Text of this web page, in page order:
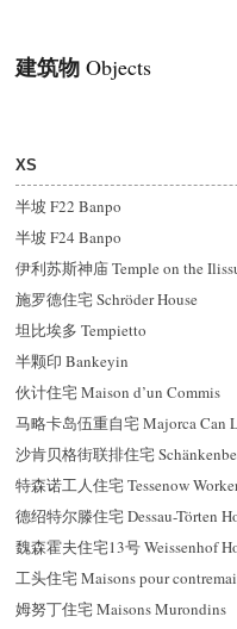
建筑物Objects
XS
半坡 F22 Banpo
半坡 F24 Banpo
伊利苏斯神庙 Temple on the
施罗德住宅 Schröder House
坦比埃多 Tempietto
半颗印 Bankeyin
伙计住宅 Maison d’un Commis
马略卡岛伍重自宅 Majorca Can
沙肯贝格街联排住宅
特森诺工人住宅 Tessenow
德绍特尔滕住宅 Dessau-Törten
魏森霍夫住宅13号 Weissenhof
工头住宅 Maisons pour
姆努丁住宅 Maisons Murondins